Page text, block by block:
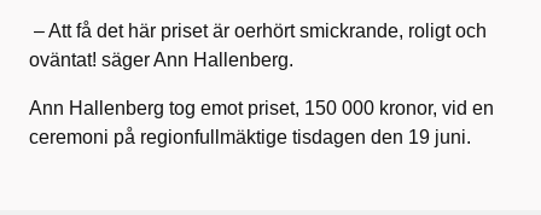
– Att få det här priset är oerhört smickrande, roligt och
oväntat! säger Ann Hallenberg.
Ann Hallenberg tog emot priset, 150 000 kronor, vid en
ceremoni på regionfullmäktige tisdagen den 19 juni.